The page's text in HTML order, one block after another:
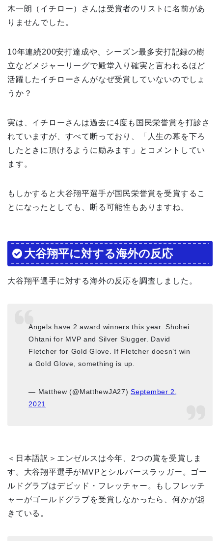
木一朗（イチロー）さんは受賞者のリストに名前があ
りませんでした。
10年連続200安打達成や、シーズン最多安打記録の樹
立などメジャーリーグで殿堂入り確実と言われるほど
活躍したイチローさんがなぜ受賞していないのでしょ
うか？
実は、イチローさんは過去に4度も国民栄誉賞を打診さ
れていますが、すべて断っており、「人生の幕を下ろ
したときに頂けるように励みます」とコメントしてい
ます。
もしかすると大谷翔平選手が国民栄誉賞を受賞するこ
とになったとしても、断る可能性もありますね。
大谷翔平に対する海外の反応
大谷翔平選手に対する海外の反応を調査しました。
Angels have 2 award winners this year. Shohei
Ohtani for MVP and Silver Slugger. David
Fletcher for Gold Glove. If Fletcher doesn’t win
a Gold Glove, something is up.
— Matthew (@MatthewJA27)September 2,
2021
＜日本語訳＞エンゼルスは今年、2つの賞を受賞しま
す。大谷翔平選手がMVPとシルバースラッガー。ゴー
ルドグラブはデビッド・フレッチャー。もしフレッチ
ャーがゴールドグラブを受賞しなかったら、何かが起
きている。